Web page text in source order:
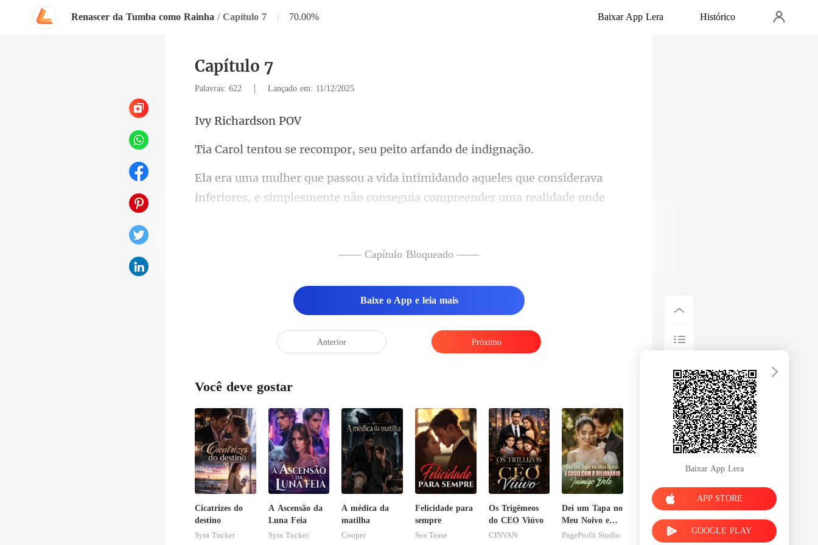
Renascer da Tumba como Rainha / Capítulo 7 | 70.00% Baixar App Lera Histórico
Capítulo 7
Palavras: 622 | Lançado em: 11/12/2025
chards
recompor, seu peito
considerava
inferiores, e simplesmente não conseguia compreen
—— Capítulo Bloqueado ——
Baixe o App e leia mais
Anterior Próximo
Você deve gostar
Cicatrizes do
destino
Syra Tucker
A Ascensão da
Luna Feia
Syra Tucker
A médica da
matilha
Cooper
Felicidade para
sempre
Sea Tease
Os Trigêmeos
do CEO Viúvo
CINVAN
Dei um Tapa no
Meu Noivo e
Casei com o
PageProfit Studio
Baixar App Lera
APP STORE
GOOGLE PLAY